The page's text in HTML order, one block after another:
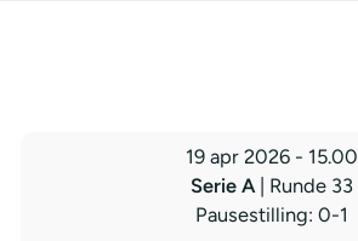
19 apr 2026 - 15.00
Serie A | Runde 33
Pausestilling: 0-1